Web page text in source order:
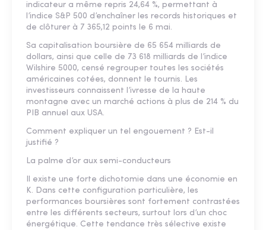
indicateur a même repris 24,64 %, permettant à
l’indice S&P 500 d’enchaîner les records historiques et
de clôturer à 7 365,12 points le 6 mai.
Sa capitalisation boursière de 65 654 milliards de
dollars, ainsi que celle de 73 618 milliards de l’indice
Wilshire 5000, censé regrouper toutes les sociétés
américaines cotées, donnent le tournis. Les
investisseurs connaissent l’ivresse de la haute
montagne avec un marché actions à plus de 214 % du
PIB annuel aux USA.
Comment expliquer un tel engouement ? Est-il
justifié ?
La palme d’or aux semi-conducteurs
Il existe une forte dichotomie dans une économie en
K. Dans cette configuration particulière, les
performances boursières sont fortement contrastées
entre les différents secteurs, surtout lors d’un choc
énergétique. Cette tendance très sélective existe